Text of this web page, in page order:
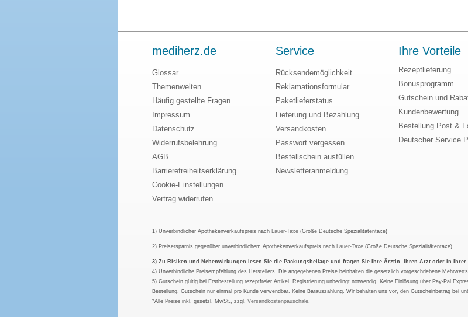
mediherz.de
Glossar
Themenwelten
Häufig gestellte Fragen
Impressum
Datenschutz
Widerrufsbelehrung
AGB
Barrierefreiheitserklärung
Cookie-Einstellungen
Vertrag widerrufen
Service
Rücksendemöglichkeit
Reklamationsformular
Paketlieferstatus
Lieferung und Bezahlung
Versandkosten
Passwort vergessen
Bestellschein ausfüllen
Newsletteranmeldung
Ihre Vorteile
Rezeptlieferung
Bonusprogramm
Gutschein und
Kundenbewertung
Bestellung Post &
Deutscher Service
1) Unverbindlicher Apothekenverkaufspreis nach Lauer-Taxe (Große Deutsche Spezialitätentaxe)
2) Preisersparnis gegenüber unverbindlichem Apothekenverkaufspreis nach Lauer-Taxe (Große Deutsche Spezialitätentaxe)
3) Zu Risiken und Nebenwirkungen lesen Sie die Packungsbeilage und fragen Sie Ihre Ärztin, Ihren Arzt oder in Ihrer
4) Unverbindliche Preisempfehlung des Herstellers. Die angegebenen Preise beinhalten die gesetzlich vorgeschriebene
5) Gutschein gültig bei Erstbestellung rezeptfreier Artikel. Registrierung unbedingt notwendig. Keine Einlösung über Pay-Pal
Bestellung. Gutschein nur einmal pro Kunde verwendbar. Keine Barauszahlung. Wir behalten uns vor, den Gutscheinbetrag bei
*Alle Preise inkl. gesetzl. MwSt., zzgl.Versandkostenpauschale.